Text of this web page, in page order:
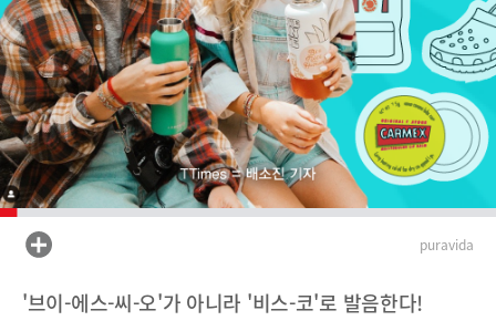
puravida
'브이-에스-씨-오'가 아니라 '비스-코'로 발음한다!